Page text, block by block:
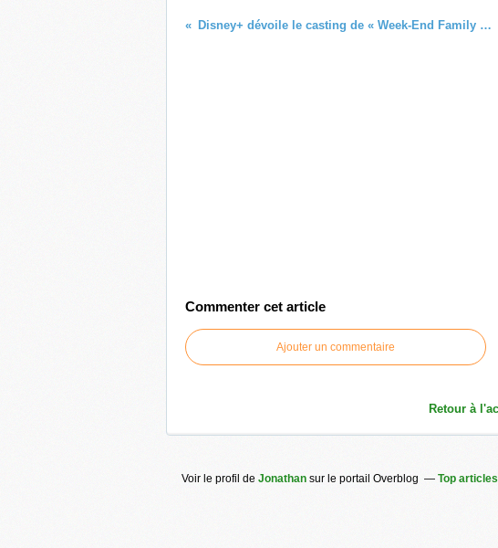
Disney+ dévoile le casting de « Week-End Family », son futur Disney+ Original français !
Commenter cet article
Ajouter un commentaire
Retour à
Voir le profil de Jonathan sur le portail Overblog Top articles